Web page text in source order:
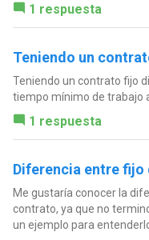
1 respuesta
Teniendo un
Teniendo un contrato fijo
tiempo mínimo de trabajo
1 respuesta
Diferencia entre
Me gustaría conocer la
contrato, ya que no
un ejemplo para